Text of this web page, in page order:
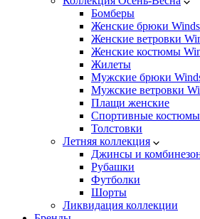
Бомберы
Женские брюки
Женские ветровки
Женские костюмы
Жилеты
Мужские брюки
Мужские ветровки
Плащи женские
Спортивные костюмы
Толстовки
Летняя коллекция
Джинсы и
Рубашки
Футболки
Шорты
Ликвидация коллекции